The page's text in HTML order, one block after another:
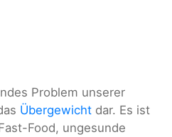
Problem unserer
Übergewicht dar. Es ist
Food, ungesunde